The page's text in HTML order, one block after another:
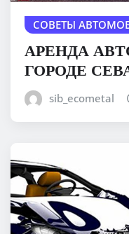
СОВЕТЫ
АРЕНДА
ГОРОДЕ
sib_ecometal